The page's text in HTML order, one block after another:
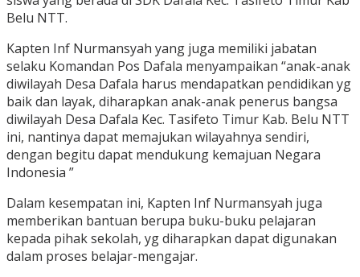
Belu NTT.
Kapten Inf Nurmansyah yang juga memiliki jabatan
selaku Komandan Pos Dafala menyampaikan “anak-anak
diwilayah Desa Dafala harus mendapatkan pendidikan yg
baik dan layak, diharapkan anak-anak penerus bangsa
diwilayah Desa Dafala Kec. Tasifeto Timur Kab. Belu NTT
ini, nantinya dapat memajukan wilayahnya sendiri,
dengan begitu dapat mendukung kemajuan Negara
Indonesia ”
Dalam kesempatan ini, Kapten Inf Nurmansyah juga
memberikan bantuan berupa buku-buku pelajaran
kepada pihak sekolah, yg diharapkan dapat digunakan
dalam proses belajar-mengajar.